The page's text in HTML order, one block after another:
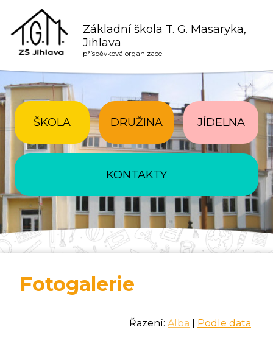
Základní škola T. G. Masaryka,
Jihlava
příspěvková organizace
ŠKOLA DRUŽINA JÍDELNA
KONTAKTY
Fotogalerie
Řazení: Alba Podle data